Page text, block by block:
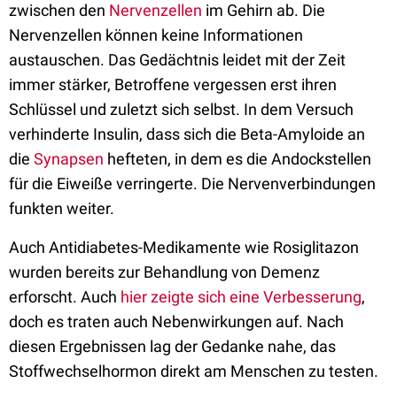
zwischen den Nervenzellen im Gehirn ab. Die
Nervenzellen können keine Informationen
austauschen. Das Gedächtnis leidet mit der Zeit
immer stärker, Betroffene vergessen erst ihren
Schlüssel und zuletzt sich selbst. In dem Versuch
verhinderte Insulin, dass sich die Beta-Amyloide an
die Synapsen hefteten, in dem es die Andockstellen
für die Eiweiße verringerte. Die Nervenverbindungen
funkten weiter.
Auch Antidiabetes-Medikamente wie Rosiglitazon
wurden bereits zur Behandlung von Demenz
erforscht. Auch hier zeigte sich eine Verbesserung,
doch es traten auch Nebenwirkungen auf. Nach
diesen Ergebnissen lag der Gedanke nahe, das
Stoffwechselhormon direkt am Menschen zu testen.